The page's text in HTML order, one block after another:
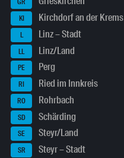
GR
KI Kirchdorf an der Krems
L Linz – Stadt
LL Linz/Land
PE Perg
RI Ried im Innkreis
RO Rohrbach
SD Schärding
SE Steyr/Land
SR Steyr – Stadt